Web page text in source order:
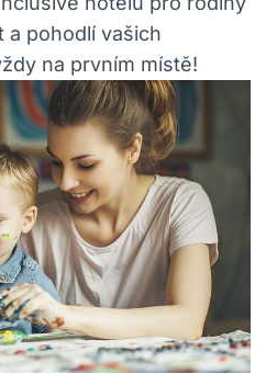
a pohodlí vašich
na prvním místě!